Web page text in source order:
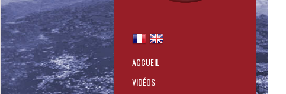
ACCUEIL
VIDÉOS